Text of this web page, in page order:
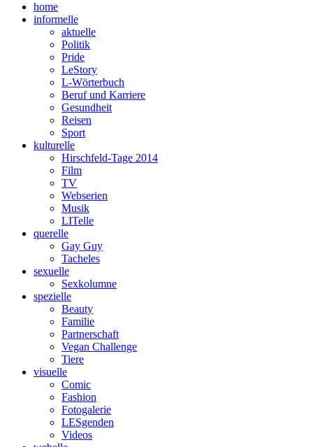
home
informelle
aktuelle
Politik
Pride
LeStory
L-Wörterbuch
Beruf und Karriere
Gesundheit
Reisen
Sport
kulturelle
Hirschfeld-Tage 2014
Film
TV
Webserien
Musik
LITelle
querelle
Gay Guy
Tacheles
sexuelle
Sexkolumne
spezielle
Beauty
Familie
Partnerschaft
Vegan Challenge
Tiere
visuelle
Comic
Fashion
Fotogalerie
LESgenden
Videos